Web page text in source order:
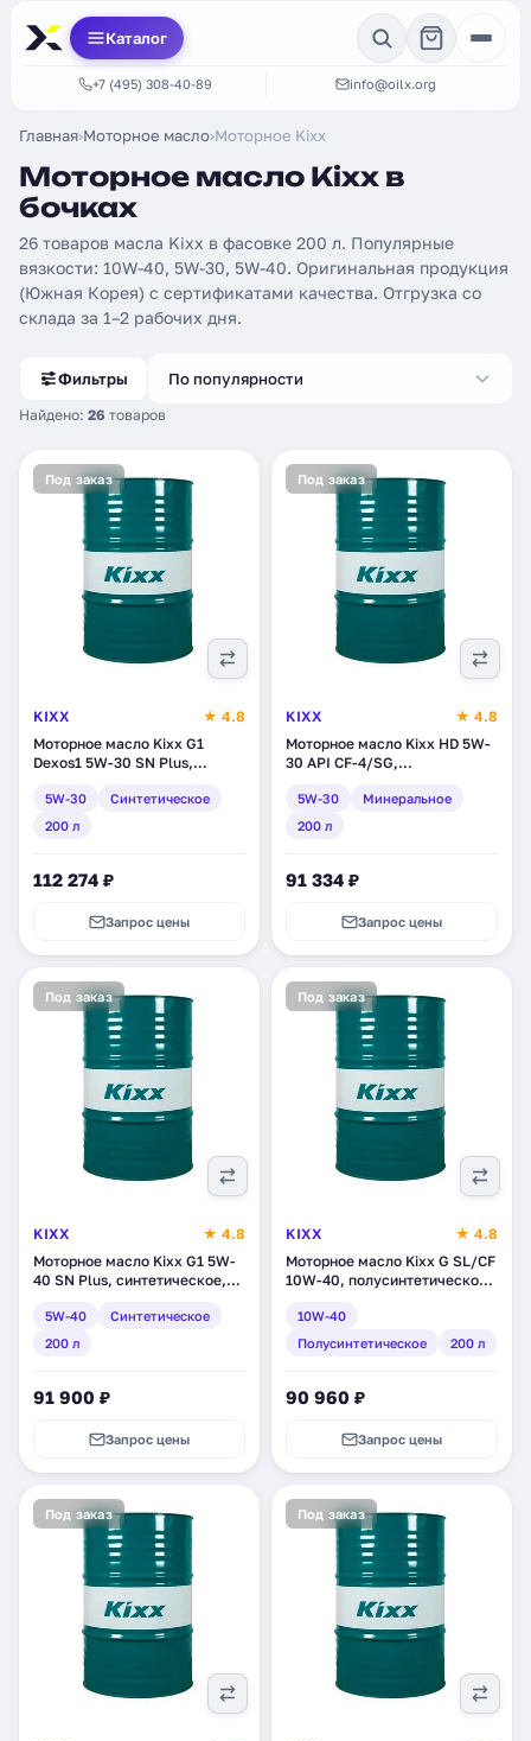
Каталог
+7 (495) 308-40-89 info@oilx.org
Главная›Моторное масло›Моторное Kixx
Моторное масло Kixx в
бочках
26 товаров масла Kixx в фасовке 200 л. Популярные
вязкости: 10W-40, 5W-30, 5W-40. Оригинальная продукция
(Южная Корея) с сертификатами качества. Отгрузка со
склада за 1–2 рабочих дня.
Фильтры
Найдено: 26 товаров
По популярности
Под заказ
KIXX
★ 4.8
Моторное масло Kixx G1
Dexos1 5W-30 SN Plus,
(L2107D01E1)
5W-30
Синтетическое
200 л
112 274 ₽
Запрос цены
Под заказ
KIXX
★ 4.8
Моторное масло Kixx HD 5W-
30 API CF-4/SG,
(L5257D01E1)
5W-30
Минеральное
200 л
91 334 ₽
Запрос цены
Под заказ
KIXX
★ 4.8
Моторное масло Kixx G1 5W-
40 SN Plus, синтетическое,
5W-40
Синтетическое
200 л
91 900 ₽
Запрос цены
Под заказ
KIXX
★ 4.8
Моторное масло Kixx G SL/CF
10W-40, полусинтетическое,
10W-40
Полусинтетическое
200 л
90 960 ₽
Запрос цены
Под заказ Под заказ